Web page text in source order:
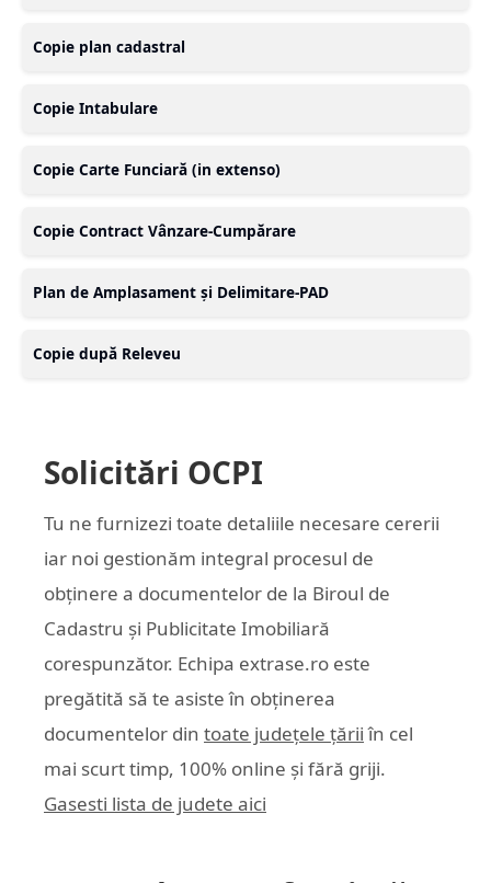
Copie plan cadastral
Copie Intabulare
Copie Carte Funciară (in extenso)
Copie Contract Vânzare-Cumpărare
Plan de Amplasament și Delimitare-PAD
Copie după Releveu
Solicitări OCPI
Tu ne furnizezi toate detaliile necesare cererii
iar noi gestionăm integral procesul de
obținere a documentelor de la Biroul de
Cadastru și Publicitate Imobiliară
corespunzător. Echipa extrase.ro este
pregătită să te asiste în obținerea
documentelor din toate județele țării în cel
mai scurt timp, 100% online și fără griji.
Gasesti lista de judete aici